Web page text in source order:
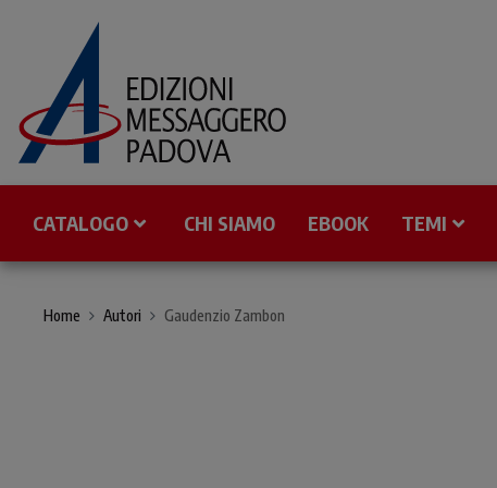
CATALOGO CHI SIAMO EBOOK TEMI
Home Autori Gaudenzio Zambon